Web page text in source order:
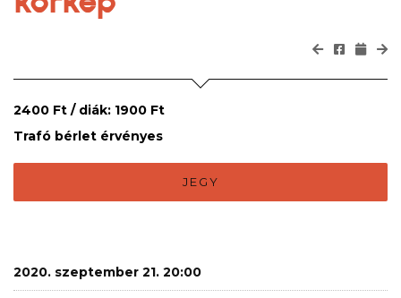
2400 Ft / diák: 1900 Ft
Trafó bérlet érvényes
JEGY
2020. szeptember 21. 20:00